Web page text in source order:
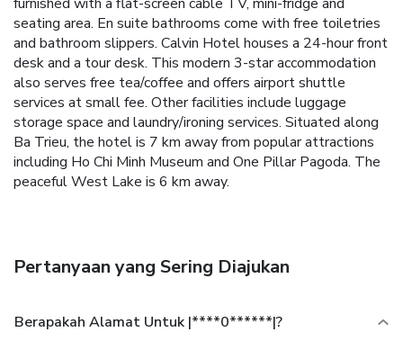
seating area. En suite bathrooms come with free toiletries
and bathroom slippers. Calvin Hotel houses a 24-hour front
desk and a tour desk. This modern 3-star accommodation
also serves free tea/coffee and offers airport shuttle
services at small fee. Other facilities include luggage
storage space and laundry/ironing services. Situated along
Ba Trieu, the hotel is 7 km away from popular attractions
including Ho Chi Minh Museum and One Pillar Pagoda. The
peaceful West Lake is 6 km away.
Pertanyaan yang Sering Diajukan
Berapakah Alamat Untuk |****0******|?